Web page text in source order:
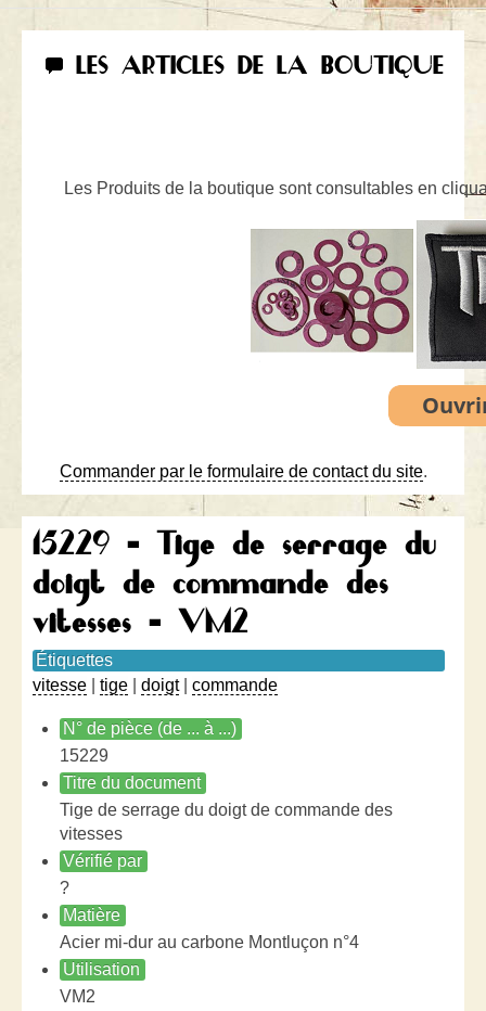
LES ARTICLES DE LA BOUTIQUE
Les Produits de la boutique sont consultables en
Commander par le formulaire de contact du site.
15229 - Tige de serrage du
doigt de commande des
vitesses - VM2
Étiquettes
vitesse
tige doigt| commande
N° de pièce (de ... à ...)
15229
Titre du document
Tige de serrage du doigt de commande des
vitesses
Vérifié par
?
Matière
Acier mi-dur au carbone Montluçon n°4
Utilisation
VM2